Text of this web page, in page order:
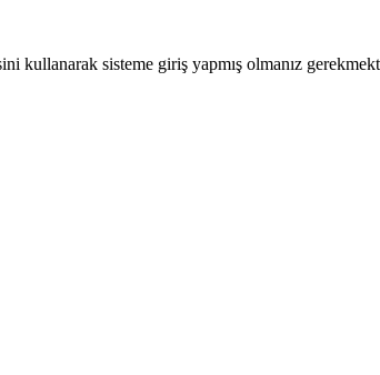
kullanarak sisteme giriş yapmış olmanız